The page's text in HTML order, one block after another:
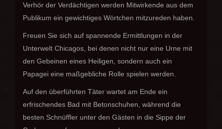
Verhör der Verdächtigen werden Mitwirkende aus dem
Publikum ein gewichtiges Wörtchen mitzureden haben.
Freuen Sie sich auf spannende Ermittlungen in der
Unterwelt Chicagos, bei denen nicht nur eine Urne mit
den Gebeinen eines Heiligen, sondern auch ein
Papagei eine maßgebliche Rolle spielen werden.
Auf den überführten Täter wartet am Ende ein
erfrischendes Bad mit Betonschuhen, während die
besten Schnüffler unter den Gästen in die Sippe der